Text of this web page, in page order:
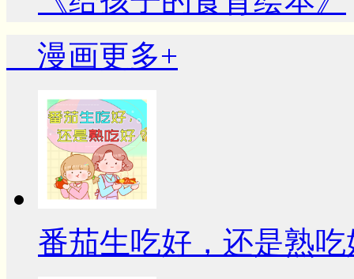
漫画更多+
番茄生吃好，还是熟吃